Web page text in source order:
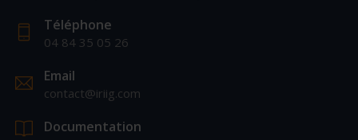
Téléphone
04 84 35 05 26
Email
contact@iriig.com
Documentation